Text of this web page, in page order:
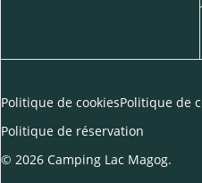
Politique de cookiesPolitique de
Politique de réservation
© 2026 Camping Lac Magog.